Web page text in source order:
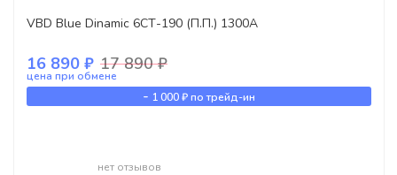
VBD Blue Dinamic 6СТ-190 (П.П.) 1300А
16 890 ₽ 17 890 ₽
цена при обмене
- 1 000 ₽по трейд-ин
нет отзывов